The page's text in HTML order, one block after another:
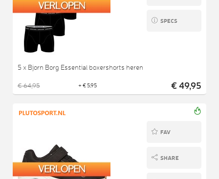
SPECS
5 x Bjorn Borg Essential boxershorts heren
€ 64,95 + € 5,95 € 49,95
FAV
SHARE